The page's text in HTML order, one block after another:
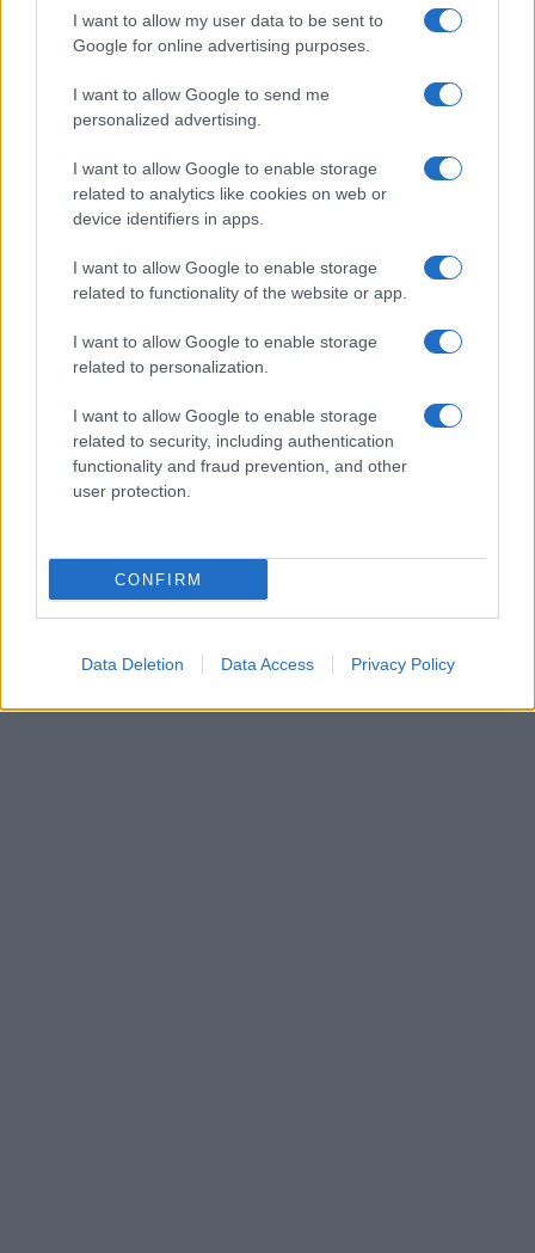
I want to allow my user data to be sent to
Google for online advertising purposes.
I want to allow Google to send me
personalized advertising.
I want to allow Google to enable storage
related to analytics like cookies on web or
device identifiers in apps.
I want to allow Google to enable storage
related to functionality of the website or app.
I want to allow Google to enable storage
related to personalization.
I want to allow Google to enable storage
related to security, including authentication
functionality and fraud prevention, and other
user protection.
CONFIRM
Data Deletion Data Access Privacy Policy